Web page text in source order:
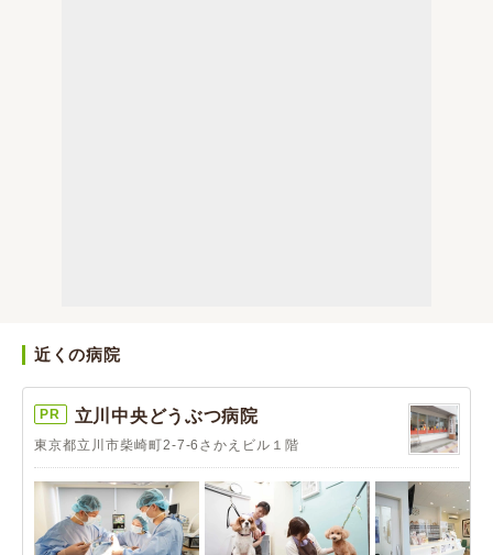
近くの病院
PR 立川中央どうぶつ病院
東京都立川市柴崎町2-7-6さかえビル１階